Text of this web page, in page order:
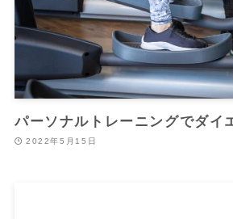
パーソナルトレーニングでダイ
2022年5月15日